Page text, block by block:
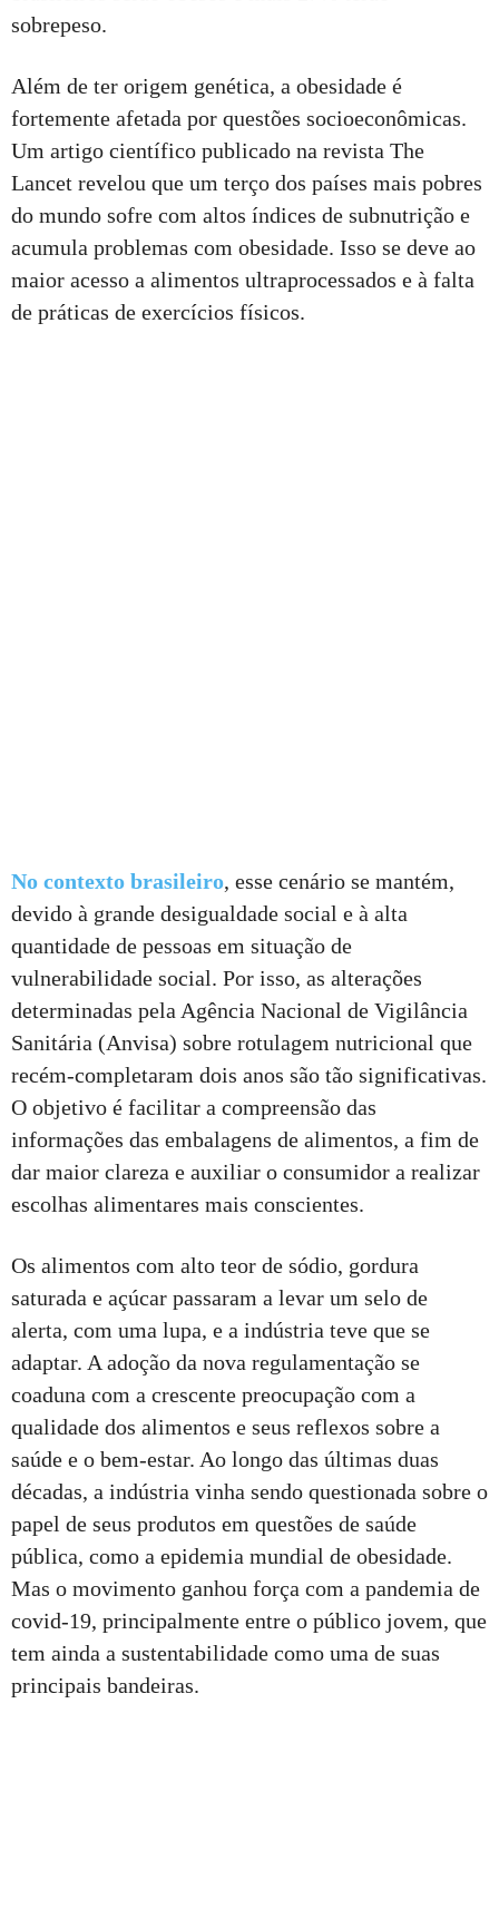
sobrepeso.
Além de ter origem genética, a obesidade é
fortemente afetada por questões socioeconômicas.
Um artigo científico publicado na revista The
Lancet revelou que um terço dos países mais pobres
do mundo sofre com altos índices de subnutrição e
acumula problemas com obesidade. Isso se deve ao
maior acesso a alimentos ultraprocessados e à falta
de práticas de exercícios físicos.
No contexto brasileiro, esse cenário se mantém,
devido à grande desigualdade social e à alta
quantidade de pessoas em situação de
vulnerabilidade social. Por isso, as alterações
determinadas pela Agência Nacional de Vigilância
Sanitária (Anvisa) sobre rotulagem nutricional que
recém-completaram dois anos são tão significativas.
O objetivo é facilitar a compreensão das
informações das embalagens de alimentos, a fim de
dar maior clareza e auxiliar o consumidor a realizar
escolhas alimentares mais conscientes.
Os alimentos com alto teor de sódio, gordura
saturada e açúcar passaram a levar um selo de
alerta, com uma lupa, e a indústria teve que se
adaptar. A adoção da nova regulamentação se
coaduna com a crescente preocupação com a
qualidade dos alimentos e seus reflexos sobre a
saúde e o bem-estar. Ao longo das últimas duas
décadas, a indústria vinha sendo questionada sobre o
papel de seus produtos em questões de saúde
pública, como a epidemia mundial de obesidade.
Mas o movimento ganhou força com a pandemia de
covid-19, principalmente entre o público jovem, que
tem ainda a sustentabilidade como uma de suas
principais bandeiras.